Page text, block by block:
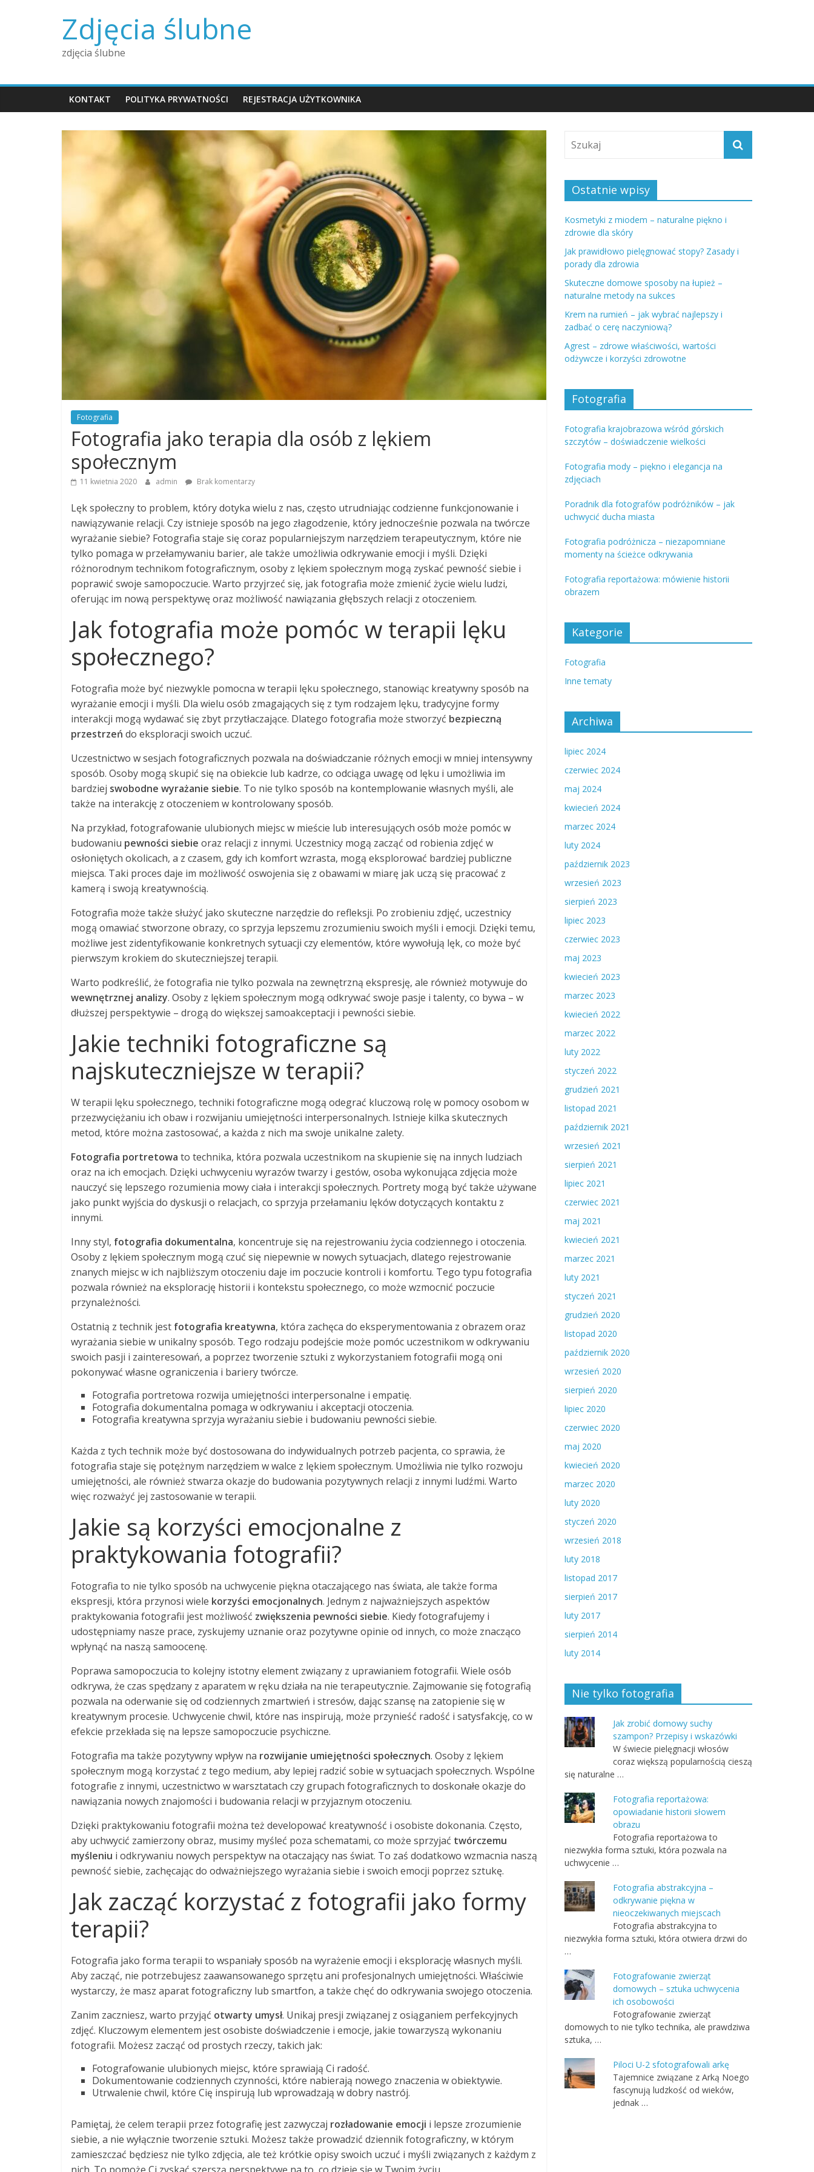
Zdjęcia ślubne
zdjęcia ślubne
KONTAKT POLITYKA PRYWATNOŚCI REJESTRACJA UŻYTKOWNIKA
Fotografia
Fotografia jako terapia dla osób z lękiem
społecznym
11 kwietnia 2020 admin Brak komentarzy
Lęk społeczny to problem, który dotyka wielu z nas, często utrudniając codzienne funkcjonowanie i
nawiązywanie relacji. Czy istnieje sposób na jego złagodzenie, który jednocześnie pozwala na twórcze
wyrażanie siebie? Fotografia staje się coraz popularniejszym narzędziem terapeutycznym, które nie
tylko pomaga w przełamywaniu barier, ale także umożliwia odkrywanie emocji i myśli. Dzięki
różnorodnym technikom fotograficznym, osoby z lękiem społecznym mogą zyskać pewność siebie i
poprawić swoje samopoczucie. Warto przyjrzeć się, jak fotografia może zmienić życie wielu ludzi,
oferując im nową perspektywę oraz możliwość nawiązania głębszych relacji z otoczeniem.
Jak fotografia może pomóc w terapii lęku
społecznego?
Fotografia może być niezwykle pomocna w terapii lęku społecznego, stanowiąc kreatywny sposób na
wyrażanie emocji i myśli. Dla wielu osób zmagających się z tym rodzajem lęku, tradycyjne formy
interakcji mogą wydawać się zbyt przytłaczające. Dlatego fotografia może stworzyć bezpieczną
przestrzeń do eksploracji swoich uczuć.
Uczestnictwo w sesjach fotograficznych pozwala na doświadczanie różnych emocji w mniej intensywny
sposób. Osoby mogą skupić się na obiekcie lub kadrze, co odciąga uwagę od lęku i umożliwia im
bardziej swobodne wyrażanie siebie. To nie tylko sposób na kontemplowanie własnych myśli, ale
także na interakcję z otoczeniem w kontrolowany sposób.
Na przykład, fotografowanie ulubionych miejsc w mieście lub interesujących osób może pomóc w
budowaniu pewności siebie oraz relacji z innymi. Uczestnicy mogą zacząć od robienia zdjęć w
osłoniętych okolicach, a z czasem, gdy ich komfort wzrasta, mogą eksplorować bardziej publiczne
miejsca. Taki proces daje im możliwość oswojenia się z obawami w miarę jak uczą się pracować z
kamerą i swoją kreatywnością.
Fotografia może także służyć jako skuteczne narzędzie do refleksji. Po zrobieniu zdjęć, uczestnicy
mogą omawiać stworzone obrazy, co sprzyja lepszemu zrozumieniu swoich myśli i emocji. Dzięki temu,
możliwe jest zidentyfikowanie konkretnych sytuacji czy elementów, które wywołują lęk, co może być
pierwszym krokiem do skuteczniejszej terapii.
Warto podkreślić, że fotografia nie tylko pozwala na zewnętrzną ekspresję, ale również motywuje do
wewnętrznej analizy. Osoby z lękiem społecznym mogą odkrywać swoje pasje i talenty, co bywa – w
dłuższej perspektywie – drogą do większej samoakceptacji i pewności siebie.
Jakie techniki fotograficzne są
najskuteczniejsze w terapii?
W terapii lęku społecznego, techniki fotograficzne mogą odegrać kluczową rolę w pomocy osobom w
przezwyciężaniu ich obaw i rozwijaniu umiejętności interpersonalnych. Istnieje kilka skutecznych
metod, które można zastosować, a każda z nich ma swoje unikalne zalety.
Fotografia portretowa to technika, która pozwala uczestnikom na skupienie się na innych ludziach
oraz na ich emocjach. Dzięki uchwyceniu wyrazów twarzy i gestów, osoba wykonująca zdjęcia może
nauczyć się lepszego rozumienia mowy ciała i interakcji społecznych. Portrety mogą być także używane
jako punkt wyjścia do dyskusji o relacjach, co sprzyja przełamaniu lęków dotyczących kontaktu z
innymi.
Inny styl, fotografia dokumentalna, koncentruje się na rejestrowaniu życia codziennego i otoczenia.
Osoby z lękiem społecznym mogą czuć się niepewnie w nowych sytuacjach, dlatego rejestrowanie
znanych miejsc w ich najbliższym otoczeniu daje im poczucie kontroli i komfortu. Tego typu fotografia
pozwala również na eksplorację historii i kontekstu społecznego, co może wzmocnić poczucie
przynależności.
Ostatnią z technik jest fotografia kreatywna, która zachęca do eksperymentowania z obrazem oraz
wyrażania siebie w unikalny sposób. Tego rodzaju podejście może pomóc uczestnikom w odkrywaniu
swoich pasji i zainteresowań, a poprzez tworzenie sztuki z wykorzystaniem fotografii mogą oni
pokonywać własne ograniczenia i bariery twórcze.
Fotografia portretowa rozwija umiejętności interpersonalne i empatię.
Fotografia dokumentalna pomaga w odkrywaniu i akceptacji otoczenia.
Fotografia kreatywna sprzyja wyrażaniu siebie i budowaniu pewności siebie.
Każda z tych technik może być dostosowana do indywidualnych potrzeb pacjenta, co sprawia, że
fotografia staje się potężnym narzędziem w walce z lękiem społecznym. Umożliwia nie tylko rozwoju
umiejętności, ale również stwarza okazje do budowania pozytywnych relacji z innymi ludźmi. Warto
więc rozważyć jej zastosowanie w terapii.
Jakie są korzyści emocjonalne z
praktykowania fotografii?
Fotografia to nie tylko sposób na uchwycenie piękna otaczającego nas świata, ale także forma
ekspresji, która przynosi wiele korzyści emocjonalnych. Jednym z najważniejszych aspektów
praktykowania fotografii jest możliwość zwiększenia pewności siebie. Kiedy fotografujemy i
udostępniamy nasze prace, zyskujemy uznanie oraz pozytywne opinie od innych, co może znacząco
wpłynąć na naszą samoocenę.
Poprawa samopoczucia to kolejny istotny element związany z uprawianiem fotografii. Wiele osób
odkrywa, że czas spędzany z aparatem w ręku działa na nie terapeutycznie. Zajmowanie się fotografią
pozwala na oderwanie się od codziennych zmartwień i stresów, dając szansę na zatopienie się w
kreatywnym procesie. Uchwycenie chwil, które nas inspirują, może przynieść radość i satysfakcję, co w
efekcie przekłada się na lepsze samopoczucie psychiczne.
Fotografia ma także pozytywny wpływ na rozwijanie umiejętności społecznych. Osoby z lękiem
społecznym mogą korzystać z tego medium, aby lepiej radzić sobie w sytuacjach społecznych. Wspólne
fotografie z innymi, uczestnictwo w warsztatach czy grupach fotograficznych to doskonałe okazje do
nawiązania nowych znajomości i budowania relacji w przyjaznym otoczeniu.
Dzięki praktykowaniu fotografii można też developować kreatywność i osobiste dokonania. Często,
aby uchwycić zamierzony obraz, musimy myśleć poza schematami, co może sprzyjać twórczemu
myśleniu i odkrywaniu nowych perspektyw na otaczający nas świat. To zaś dodatkowo wzmacnia naszą
pewność siebie, zachęcając do odważniejszego wyrażania siebie i swoich emocji poprzez sztukę.
Jak zacząć korzystać z fotografii jako formy
terapii?
Fotografia jako forma terapii to wspaniały sposób na wyrażenie emocji i eksplorację własnych myśli.
Aby zacząć, nie potrzebujesz zaawansowanego sprzętu ani profesjonalnych umiejętności. Właściwie
wystarczy, że masz aparat fotograficzny lub smartfon, a także chęć do odkrywania swojego otoczenia.
Zanim zaczniesz, warto przyjąć otwarty umysł. Unikaj presji związanej z osiąganiem perfekcyjnych
zdjęć. Kluczowym elementem jest osobiste doświadczenie i emocje, jakie towarzyszą wykonaniu
fotografii. Możesz zacząć od prostych rzeczy, takich jak:
Fotografowanie ulubionych miejsc, które sprawiają Ci radość.
Dokumentowanie codziennych czynności, które nabierają nowego znaczenia w obiektywie.
Utrwalenie chwil, które Cię inspirują lub wprowadzają w dobry nastrój.
Pamiętaj, że celem terapii przez fotografię jest zazwyczaj rozładowanie emocji i lepsze zrozumienie
siebie, a nie wyłącznie tworzenie sztuki. Możesz także prowadzić dziennik fotograficzny, w którym
zamieszczać będziesz nie tylko zdjęcia, ale też krótkie opisy swoich uczuć i myśli związanych z każdym z
Ostatnie wpisy
Kosmetyki z miodem – naturalne piękno i
zdrowie dla skóry
Jak prawidłowo pielęgnować stopy? Zasady i
porady dla zdrowia
Skuteczne domowe sposoby na łupież –
naturalne metody na sukces
Krem na rumień – jak wybrać najlepszy i
zadbać o cerę naczyniową?
Agrest – zdrowe właściwości, wartości
odżywcze i korzyści zdrowotne
Fotografia
Fotografia krajobrazowa wśród górskich
szczytów – doświadczenie wielkości
Fotografia mody – piękno i elegancja na
zdjęciach
Poradnik dla fotografów podróżników – jak
uchwycić ducha miasta
Fotografia podróżnicza – niezapomniane
momenty na ścieżce odkrywania
Fotografia reportażowa: mówienie historii
obrazem
Kategorie
Fotografia
Inne tematy
Archiwa
lipiec 2024
czerwiec 2024
maj 2024
kwiecień 2024
marzec 2024
luty 2024
październik 2023
wrzesień 2023
sierpień 2023
lipiec 2023
czerwiec 2023
maj 2023
kwiecień 2023
marzec 2023
kwiecień 2022
marzec 2022
luty 2022
styczeń 2022
grudzień 2021
listopad 2021
październik 2021
wrzesień 2021
sierpień 2021
lipiec 2021
czerwiec 2021
maj 2021
kwiecień 2021
marzec 2021
luty 2021
styczeń 2021
grudzień 2020
listopad 2020
październik 2020
wrzesień 2020
sierpień 2020
lipiec 2020
czerwiec 2020
maj 2020
kwiecień 2020
marzec 2020
luty 2020
styczeń 2020
wrzesień 2018
luty 2018
listopad 2017
sierpień 2017
luty 2017
sierpień 2014
luty 2014
Nie tylko fotografia
Jak zrobić domowy suchy
szampon? Przepisy i wskazówki
W świecie pielęgnacji włosów
coraz większą popularnością cieszą
się naturalne …
Fotografia reportażowa:
opowiadanie historii słowem
obrazu
Fotografia reportażowa to
niezwykła forma sztuki, która pozwala na
uchwycenie …
Fotografia abstrakcyjna –
odkrywanie piękna w
nieoczekiwanych miejscach
Fotografia abstrakcyjna to
niezwykła forma sztuki, która otwiera drzwi do
…
Fotografowanie zwierząt
domowych – sztuka uchwycenia
ich osobowości
Fotografowanie zwierząt
domowych to nie tylko technika, ale prawdziwa
sztuka, …
Piloci U-2 sfotografowali arkę
Tajemnice związane z Arką Noego
fascynują ludzkość od wieków,
jednak …